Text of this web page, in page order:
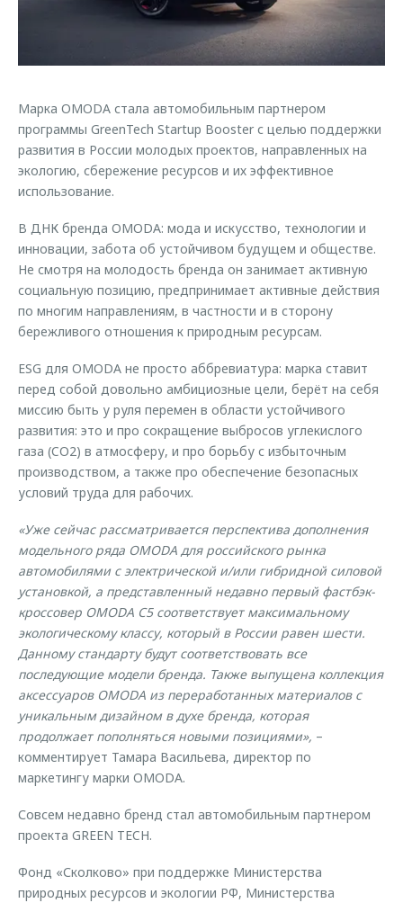
Одежда и сувениры
Оригинальные аксессуары
Запчасти
Калькулятор трейд-ин
Клиентская поддержка
Приложение O&J
Аксессуары
Одежда и сувениры
Запчасти
Марка OMODA стала автомобильным партнером
программы GreenTech Startup Booster с целью поддержки
развития в России молодых проектов, направленных на
экологию, сбережение ресурсов и их эффективное
использование.
В ДНК бренда OMODA: мода и искусство, технологии и
инновации, забота об устойчивом будущем и обществе.
Не смотря на молодость бренда он занимает активную
социальную позицию, предпринимает активные действия
по многим направлениям, в частности и в сторону
бережливого отношения к природным ресурсам.
ESG для OMODA не просто аббревиатура: марка ставит
перед собой довольно амбициозные цели, берёт на себя
миссию быть у руля перемен в области устойчивого
развития: это и про сокращение выбросов углекислого
газа (CО2) в атмосферу, и про борьбу с избыточным
производством, а также про обеспечение безопасных
условий труда для рабочих.
«Уже сейчас рассматривается перспектива дополнения
модельного ряда OMODA для российского рынка
автомобилями с электрической и/или гибридной силовой
установкой, а представленный недавно первый фастбэк-
кроссовер OMODA C5 соответствует максимальному
экологическому классу, который в России равен шести.
Данному стандарту будут соответствовать все
последующие модели бренда. Также выпущена коллекция
аксессуаров OMODA из переработанных материалов с
уникальным дизайном в духе бренда, которая
продолжает пополняться новыми позициями», –
комментирует Тамара Васильева, директор по
маркетингу марки OMODA.
Совсем недавно бренд стал автомобильным партнером
проекта GREEN TECH.
Фонд «Сколково» при поддержке Министерства
природных ресурсов и экологии РФ, Министерства